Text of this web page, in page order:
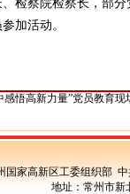
检察院检察长，部
加活动。
悟高新力量”党员教育
国家高新区工委组织部
地址：常州市